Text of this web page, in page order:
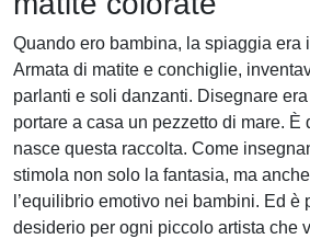
Quando ero bambina, la spiaggia era
Armata di matite e conchiglie,
parlanti e soli danzanti. Disegnare
portare a casa un pezzetto di mare. È
nasce questa raccolta. Come
stimola non solo la fantasia, ma
l’equilibrio emotivo nei bambini. Ed è
desiderio per ogni piccolo artista che